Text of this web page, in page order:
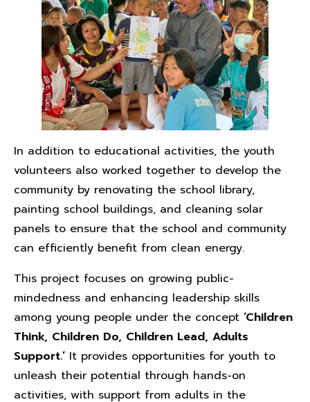
In addition to educational activities, the youth
volunteers also worked together to develop the
community by renovating the school library,
painting school buildings, and cleaning solar
panels to ensure that the school and community
can efficiently benefit from clean energy.
This project focuses on growing public-
mindedness and enhancing leadership skills
among young people under the concept ‘Children
Think, Children Do, Children Lead, Adults
Support.’ It provides opportunities for youth to
unleash their potential through hands-on
activities, with support from adults in the